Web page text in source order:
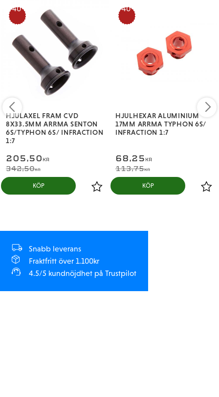
HJULAXEL FRAM CVD
8X33.5MM ARRMA SENTON
6S/TYPHON 6S/ INFRACTION
1:7​
205,50 KR
342,50KR
40
%
KÖP
HJULHEXAR ALUMINIUM
17MM ARRMA TYPHON 6S/
INFRACTION 1:7​
68,25 KR
113,75KR
40
%
KÖP
Snabb leverans
Fraktfritt över 1.100kr
4.5/5 kundnöjdhet på Trustpilot